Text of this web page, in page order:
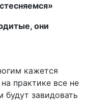
они
кажется
практике все не
завидовать